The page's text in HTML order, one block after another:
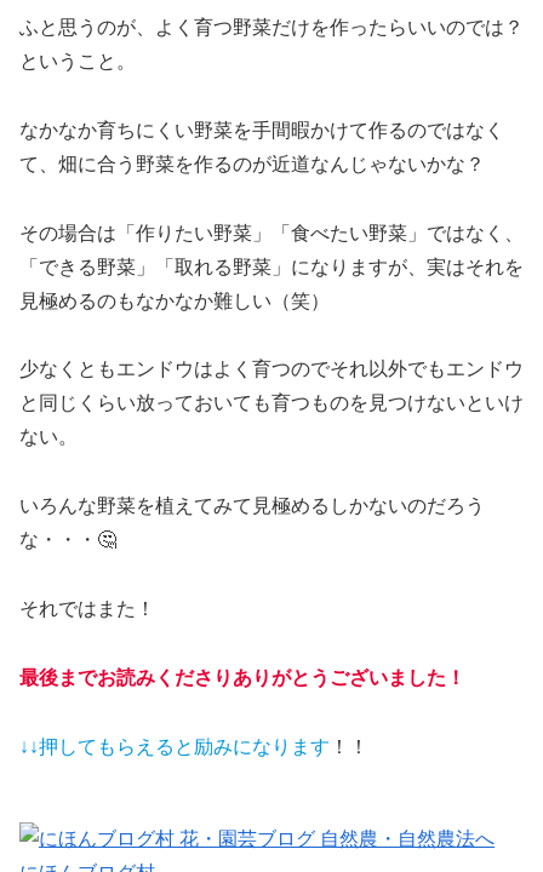
ふと思うのが、よく育つ野菜だけを作ったらいいのでは？
ということ。
なかなか育ちにくい野菜を手間暇かけて作るのではなく
て、畑に合う野菜を作るのが近道なんじゃないかな？
その場合は「作りたい野菜」「食べたい野菜」ではなく、
「できる野菜」「取れる野菜」になりますが、実はそれを
見極めるのもなかなか難しい（笑）
少なくともエンドウはよく育つのでそれ以外でもエンドウ
と同じくらい放っておいても育つものを見つけないといけ
ない。
いろんな野菜を植えてみて見極めるしかないのだろう
な・・・🤔
それではまた！
最後までお読みくださりありがとうございました！
↓↓押してもらえると 励みになります ！！